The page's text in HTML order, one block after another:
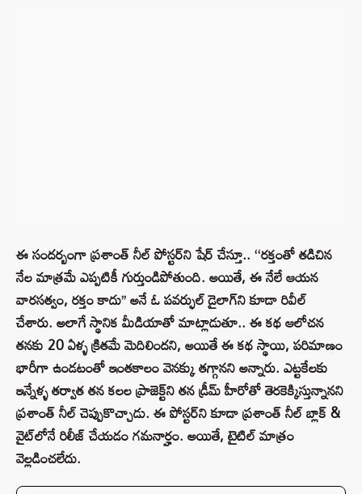
ఈ సందర్బంగా ప్రశాంత్ నీల్ పోస్టర్‌ని షేర్ చేస్తూ.. ‘‘రక్తంతో తడిచిన
నేల మాత్రమే ఎప్పటికీ గుర్తుండిపోతుంది. అయితే, ఈ నేలే ఆయన
వారసత్వం, రక్తం కాదు’’ అనే ఓ పవర్ఫుల్ డైలాగ్‌ని కూడా రివీల్
చేశారు. అలాగే స్థానిక మీడియాతో మాట్లాడుతూ.. ఈ కథ ఆలోచన
తనకు 20 ఏళ్ళ క్రితమే మెదిలిందని, అయితే ఈ కథ స్థాయి, పరిమాణం
భారీగా ఉండటంతో ఇంతకాలం వెనక్కు తగ్గానని అన్నారు. ఎట్టకేలకు
ఇన్నేళ్ళ తర్వాత తన కలల ప్రాజెక్ట్‌ని తన డ్రీమ్ హీరోతో తెరకెక్కిస్తున్నానని
ప్రశాంత్ నీల్ చెప్పుకొచ్చాడు. ఈ పోస్టర్‌ని కూడా ప్రశాంత్ నీల్ బ్లాక్ &
వైట్‌లోనే రిలీజ్ చేయడం గమనార్హం. అయితే, టైటిల్ మాత్రం
వెల్లడించలేదు.